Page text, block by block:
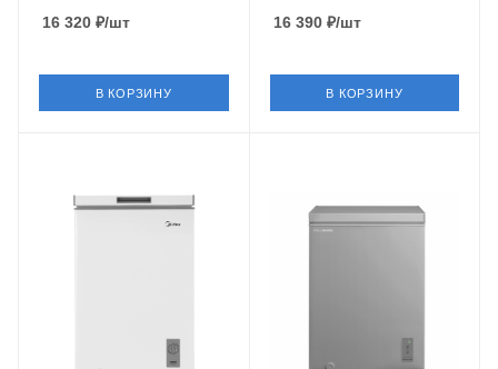
16 320 ₽/шт
В КОРЗИНУ
16 390₽/шт
В КОРЗИНУ